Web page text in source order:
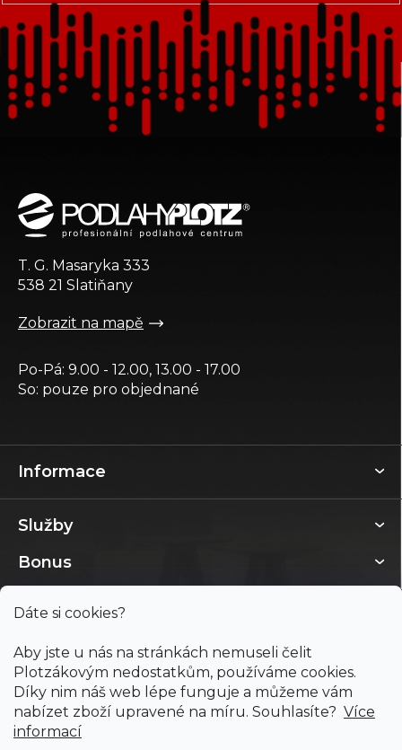
Dáte si cookies?
Aby jste u nás na stránkách nemuseli čelit
Plotzákovým nedostatkům, používáme cookies.
Díky nim náš web lépe funguje a můžeme vám
nabízet zboží upravené na míru. Souhlasíte? Více
informací
Informace
Služby
Bonus
T. G. Masaryka 333
538 21 Slatiňany
Zobrazit na mapě
Po-Pá: 9.00 - 12.00, 13.00 - 17.00
So: pouze pro objednané